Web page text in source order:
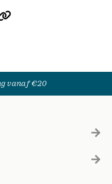
vanaf €20